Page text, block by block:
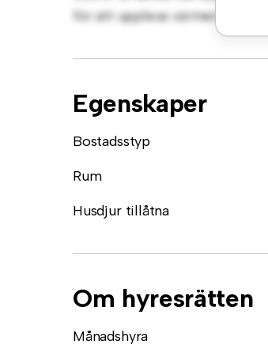
för att uppleva värmen och
Egenskaper
Bostadsstyp
Rum
Husdjur tillåtna
Om hyresrätten
Månadshyra